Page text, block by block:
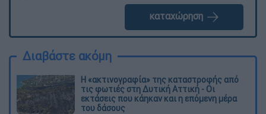
καταχώρηση
Διαβάστε ακόμη
Η «ακτινογραφία» της καταστροφής από
τις φωτιές στη Δυτική Αττική - Οι
εκτάσεις που κάηκαν και η επόμενη μέρα
του δάσους